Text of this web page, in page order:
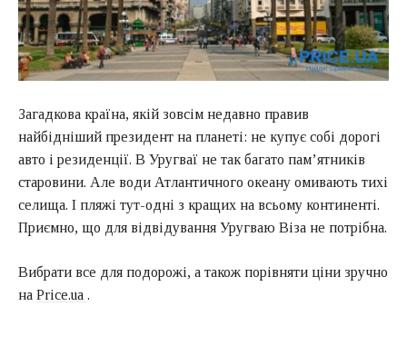
Загадкова країна, якій зовсім недавно правив
найбідніший президент на планеті: не купує собі дорогі
авто і резиденції. В Уругваї не так багато пам’ятників
старовини. Але води Атлантичного океану омивають тихі
селища. І пляжі тут-одні з кращих на всьому континенті.
Приємно, що для відвідування Уругваю Віза не потрібна.
Вибрати все для подорожі, а також порівняти ціни зручно
на Price.ua .